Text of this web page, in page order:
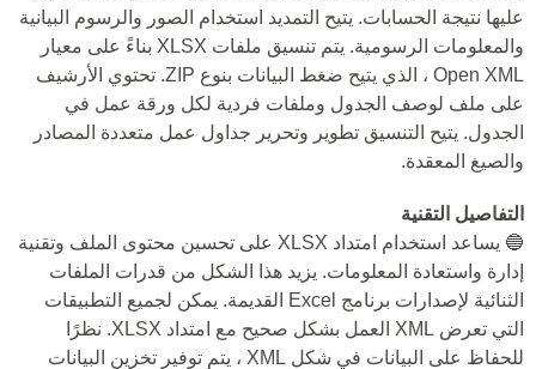
عليها نتيجة الحسابات. يتيح التمديد استخدام الصور والرسوم البيانية
والمعلومات الرسومية. يتم تنسيق ملفات XLSX بناءً على معيار
Open XML ، الذي يتيح ضغط البيانات بنوع ZIP. تحتوي الأرشيف
على ملف لوصف الجدول وملفات فردية لكل ورقة عمل في
الجدول. يتيح التنسيق تطوير وتحرير جداول عمل متعددة المصادر
والصيغ المعقدة.
التفاصيل التقنية
🔵 يساعد استخدام امتداد XLSX على تحسين محتوى الملف وتقنية
إدارة واستعادة المعلومات. يزيد هذا الشكل من قدرات الملفات
الثنائية لإصدارات برنامج Excel القديمة. يمكن لجميع التطبيقات
التي تعرض XML العمل بشكل صحيح مع امتداد XLSX. نظرًا
للحفاظ على البيانات في شكل XML ، يتم توفير تخزين البيانات